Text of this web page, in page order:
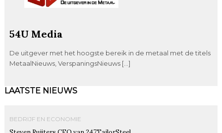
54U Media
De uitgever met het hoogste bereik in de metaal met de titels
MetaalNieuws, VerspaningsNieuws […]
LAATSTE NIEUWS
BEDRIJF EN ECONOMIE